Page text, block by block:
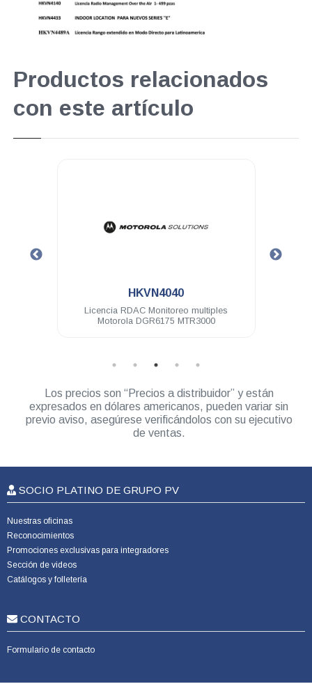
Productos relacionados
con este artículo
Licencia RDAC Monitoreo multiples
Motorola DGR6175 MTR3000
Licencia GPS mejorado
Los precios son “Precios a distribuidor” y están
expresados en dólares americanos, pueden variar sin
previo aviso, asegúrese verificándolos con su ejecutivo
de ventas.
SOCIO PLATINO DE GRUPO PV
Nuestras oficinas
Reconocimientos
Promociones exclusivas para integradores
Sección de videos
Catálogos y folletería
CONTACTO
Formulario de contacto